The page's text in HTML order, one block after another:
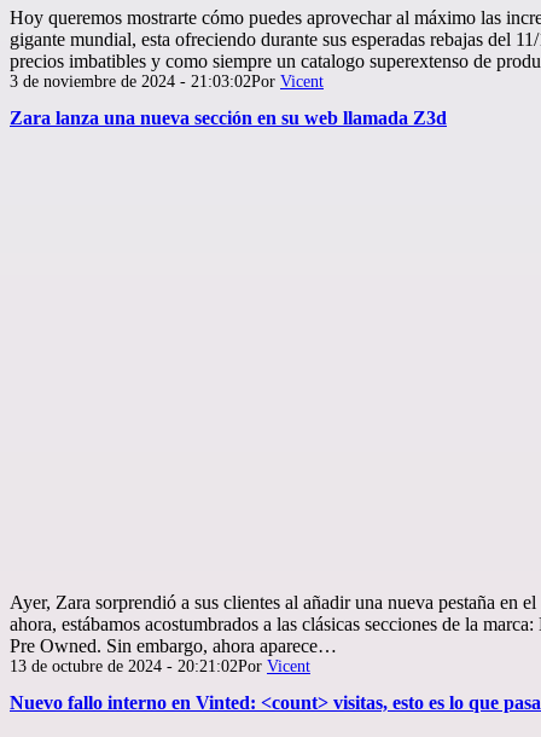
Hoy queremos mostrarte cómo puedes aprovechar al máximo las
gigante mundial, esta ofreciendo durante sus esperadas rebajas del
precios imbatibles y como siempre un catalogo superextenso de
Publicada
3 de noviembre de 2024 - 21:03:02Por Vicent
Zara lanza una nueva sección en su web llamada Z3d
Ayer, Zara sorprendió a sus clientes al añadir una nueva pestaña en
ahora, estábamos acostumbrados a las clásicas secciones de la
Pre Owned. Sin embargo, ahora aparece…
Publicada
13 de octubre de 2024 - 20:21:02Por Vicent
Nuevo fallo interno en Vinted: <count> visitas, esto es lo que pasa